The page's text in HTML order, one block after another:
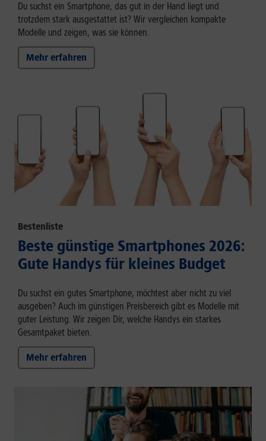
Du suchst ein Smartphone, das gut in der Hand liegt und
trotzdem stark ausgestattet ist? Wir vergleichen kompakte
Modelle und zeigen, was sie können.
Mehr erfahren
Bestenliste
Beste günstige Smartphones 2026:
Gute Handys für kleines Budget
Du suchst ein gutes Smartphone, möchtest aber nicht zu viel
ausgeben? Auch im günstigen Preisbereich gibt es Modelle mit
guter Leistung. Wir zeigen Dir, welche Handys ein starkes
Gesamtpaket bieten.
Mehr erfahren